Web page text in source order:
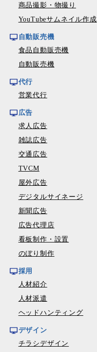
商品撮影・物撮り
YouTubeサムネイル作成
自動販売機
食品自動販売機
自動販売機
代行
営業代行
広告
求人広告
雑誌広告
交通広告
TVCM
屋外広告
デジタルサイネージ
新聞広告
広告代理店
看板制作・設置
のぼり制作
採用
人材紹介
人材派遣
ヘッドハンティング
デザイン
チラシデザイン